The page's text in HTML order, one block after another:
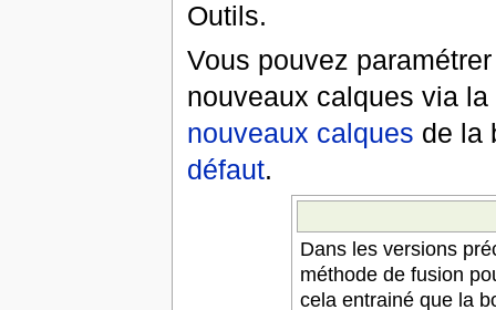
Outils.
Vous pouvez
nouveaux calques via
nouveaux calques de la
défaut.
Dans les versions
méthode de fusion
cela entrainé que la